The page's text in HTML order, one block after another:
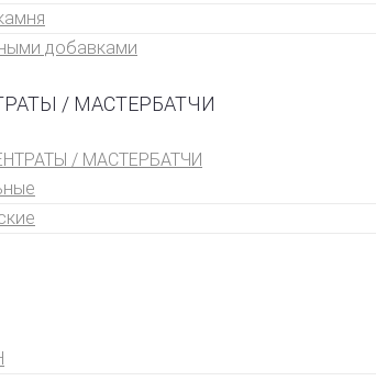
добавками
/ МАСТЕРБАТЧИ
/ МАСТЕРБАТЧИ